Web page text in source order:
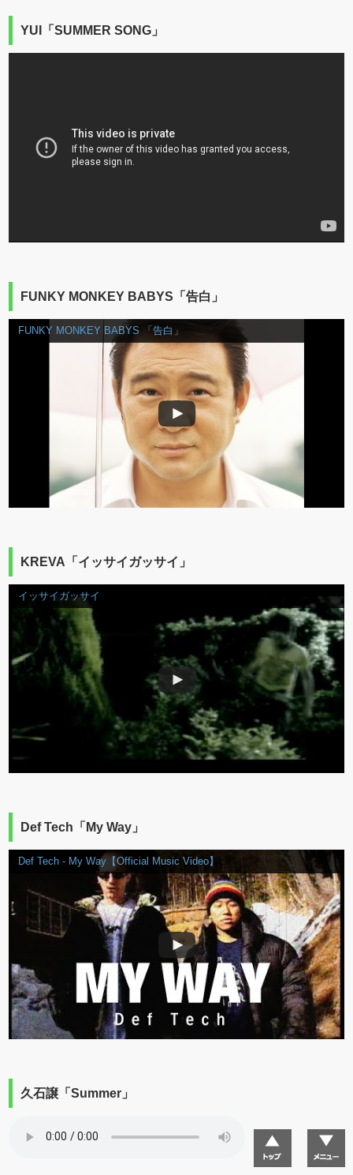
YUI「SUMMER SONG」
FUNKY MONKEY BABYS「告白」
FUNKY MONKEY BABYS 「告白」
KREVA「イッサイガッサイ」
イッサイガッサイ
Def Tech「My Way」
Def Tech - My Way【Official Music Video】
久石譲「Summer」